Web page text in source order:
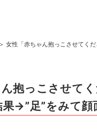
＞ 女性「赤ちゃん抱っこさせてく
抱っこさせて
→”足”をみて顔